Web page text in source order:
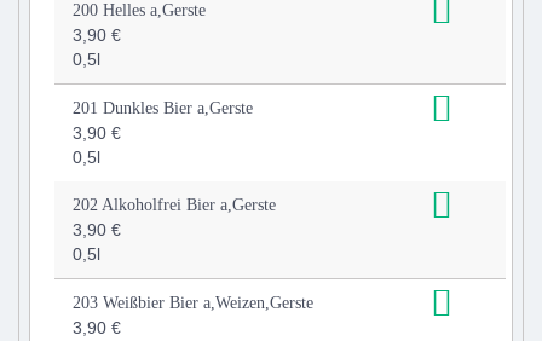
200 Helles a,Gerste
3,90 €
0,5l
201 Dunkles Bier a,Gerste
3,90 €
0,5l
202 Alkoholfrei Bier a,Gerste
3,90 €
0,5l
203 Weißbier Bier a,Weizen,Gerste
3,90 €